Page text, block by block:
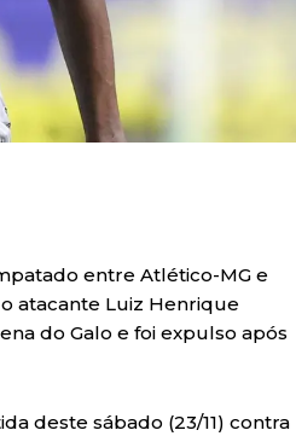
entre Atlético-MG e
atacante Luiz Henrique
do Galo e foi expulso após
deste sábado (23/11) contra